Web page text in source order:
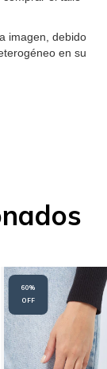
imagen, debido
en su
60%
OFF